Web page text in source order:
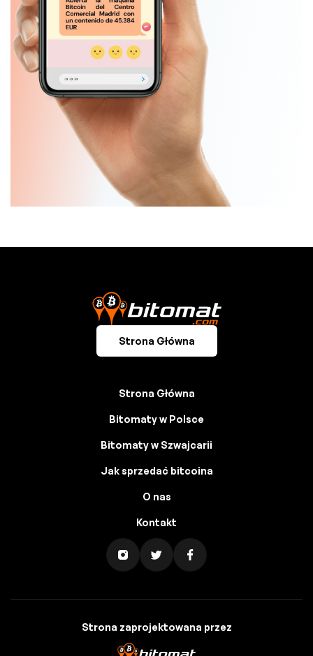
Slide 2 of 5.
Strona Główna
Strona Główna
Bitomaty w Polsce
Bitomaty w Szwajcarii
Jak sprzedać bitcoina
O nas
Kontakt
Strona zaprojektowana przez